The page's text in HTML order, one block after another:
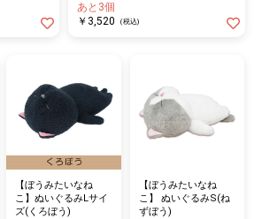
あと3個
￥3,520
(税込)
【ぼうみたいなね
こ】ぬいぐるみLサイ
ズ(くろぼう)
【ぼうみたいなね
こ】 ぬいぐるみS(ね
ずぼう)